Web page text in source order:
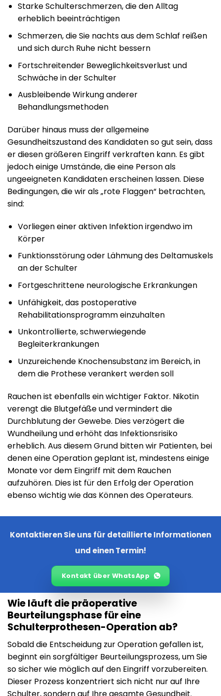
Starke Schulterschmerzen, die den Alltag
erheblich beeinträchtigen
Schmerzen, die Sie nachts aus dem Schlaf reißen
und sich durch Ruhe nicht bessern
Fortschreitender Beweglichkeitsverlust und
Schwäche in der Schulter
Ausbleibende Wirkung anderer
Behandlungsmethoden
Darüber hinaus muss der allgemeine
Gesundheitszustand des Kandidaten so gut sein, dass
er diesen größeren Eingriff verkraften kann. Es gibt
jedoch einige Umstände, die eine Person als
ungeeigneten Kandidaten erscheinen lassen. Diese
Bedingungen, die wir als „rote Flaggen“ betrachten,
sind:
Vorliegen einer aktiven Infektion irgendwo im
Körper
Funktionsstörung oder Lähmung des Deltamuskels
an der Schulter
Fortgeschrittene neurologische Erkrankungen
Unfähigkeit, das postoperative
Rehabilitationsprogramm einzuhalten
Unkontrollierte, schwerwiegende
Begleiterkrankungen
Unzureichende Knochensubstanz im Bereich, in
dem die Prothese verankert werden soll
Rauchen ist ebenfalls ein wichtiger Faktor. Nikotin
verengt die Blutgefäße und vermindert die
Durchblutung der Gewebe. Dies verzögert die
Wundheilung und erhöht das Infektionsrisiko
erheblich. Aus diesem Grund bitten wir Patienten, bei
denen eine Operation geplant ist, mindestens einige
Monate vor dem Eingriff mit dem Rauchen
aufzuhören. Dies ist für den Erfolg der Operation
ebenso wichtig wie das Können des Operateurs.
Kontaktieren Sie uns für detaillierte Informationen
und einen Termin!
Kontakt über WhatsApp
Wie läuft die präoperative
Beurteilungsphase für eine
Schulterprothesen-Operation ab?
Sobald die Entscheidung zur Operation gefallen ist,
beginnt ein sorgfältiger Beurteilungsprozess, um Sie
so sicher wie möglich auf den Eingriff vorzubereiten.
Dieser Prozess konzentriert sich nicht nur auf Ihre
Schulter, sondern auf Ihre gesamte Gesundheit.